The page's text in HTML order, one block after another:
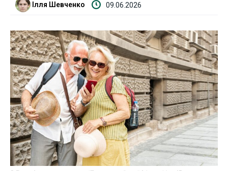
Валютний ринок
Криптовалюта
Робота і освіта
Публікації
ФОП
Курс валют
Ілля Шевченко 09.06.2026